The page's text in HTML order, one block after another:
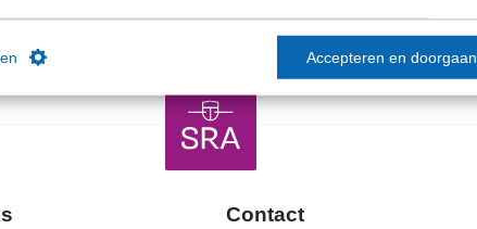
Accepteren en doorgaan
Contact